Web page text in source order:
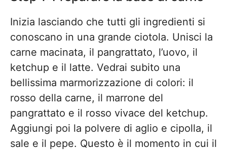
Inizia lasciando che tutti gli ingredienti si
conoscano in una grande ciotola. Unisci la
carne macinata, il pangrattato, l’uovo, il
ketchup e il latte. Vedrai subito una
bellissima marmorizzazione di colori: il
rosso della carne, il marrone del
pangrattato e il rosso vivace del ketchup.
Aggiungi poi la polvere di aglio e cipolla, il
sale e il pepe. Questo è il momento in cui il